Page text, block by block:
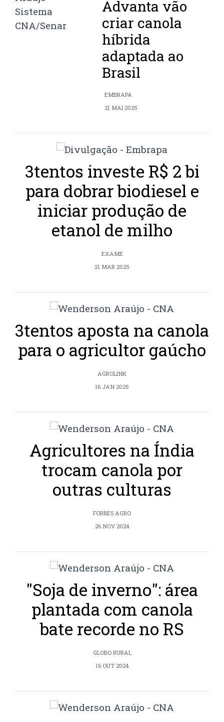
Advanta vão
criar canola
híbrida
adaptada ao
Brasil
EMBRAPA
21 MAI 2025
3tentos investe R$ 2 bi
para dobrar biodiesel e
iniciar produção de
etanol de milho
EXAME
21 MAR 2025
3tentos aposta na canola
para o agricultor gaúcho
AGROLINK
16 JAN 2025
Agricultores na Índia
trocam canola por
outras culturas
FORBES AGRO
26 NOV 2024
"Soja de inverno": área
plantada com canola
bate recorde no RS
GLOBO RURAL
16 OUT 2024